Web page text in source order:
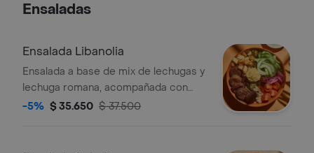
Ensaladas
Ensalada Libanolia
Ensalada a base de mix de lechugas y
lechuga romana, acompañada con
falafel (5 unds), hummus de garbanzo,
-5% $ 35.650 $ 37.500